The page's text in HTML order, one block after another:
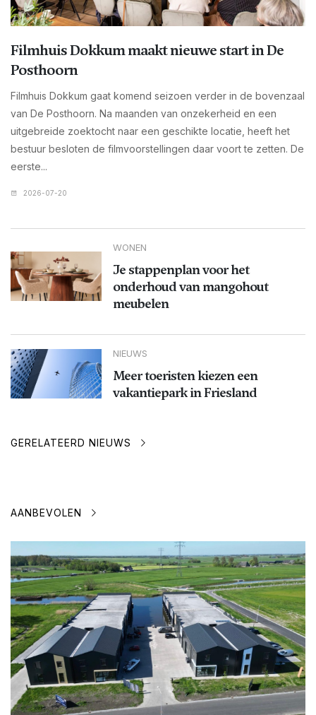
Filmhuis Dokkum maakt nieuwe start in De
Posthoorn
Filmhuis Dokkum gaat komend seizoen verder in de bovenzaal
van De Posthoorn. Na maanden van onzekerheid en een
uitgebreide zoektocht naar een geschikte locatie, heeft het
bestuur besloten de filmvoorstellingen daar voort te zetten. De
eerste...
2026-07-20
WONEN
Je stappenplan voor het
onderhoud van mangohout
meubelen
NIEUWS
Meer toeristen kiezen een
vakantiepark in Friesland
GERELATEERD NIEUWS
AANBEVOLEN